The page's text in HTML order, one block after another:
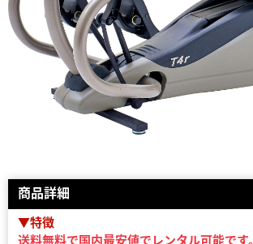
商品詳細
▼特徴
送料無料で国内最安値でレンタル可能です。